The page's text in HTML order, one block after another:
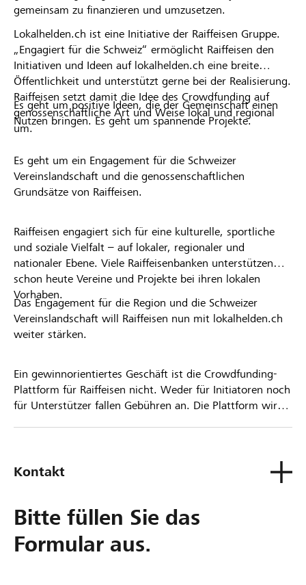
gemeinsam zu finanzieren und umzusetzen.
Lokalhelden.ch ist eine Initiative der Raiffeisen Gruppe.
„Engagiert für die Schweiz“ ermöglicht Raiffeisen den
Initiativen und Ideen auf lokalhelden.ch eine breite
Öffentlichkeit und unterstützt gerne bei der Realisierung.
Raiffeisen setzt damit die Idee des Crowdfunding auf
genossenschaftliche Art und Weise lokal und regional
um.
Es geht um positive Ideen, die der Gemeinschaft einen
Nutzen bringen. Es geht um spannende Projekte.
Es geht um ein Engagement für die Schweizer
Vereinslandschaft und die genossenschaftlichen
Grundsätze von Raiffeisen.
Raiffeisen engagiert sich für eine kulturelle, sportliche
und soziale Vielfalt – auf lokaler, regionaler und
nationaler Ebene. Viele Raiffeisenbanken unterstützen
schon heute Vereine und Projekte bei ihren lokalen
Vorhaben.
Das Engagement für die Region und die Schweizer
Vereinslandschaft will Raiffeisen nun mit lokalhelden.ch
weiter stärken.
Ein gewinnorientiertes Geschäft ist die Crowdfunding-
Plattform für Raiffeisen nicht. Weder für Initiatoren noch
für Unterstützer fallen Gebühren an. Die Plattform wird
Kontakt
Bitte füllen Sie das
Formular aus.